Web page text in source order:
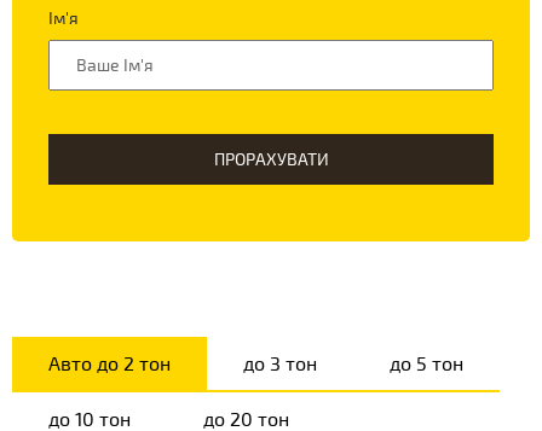
Ім'я
ПРОРАХУВАТИ
Авто до 2 тон до 3 тон до 5 тон
до 10 тон до 20 тон